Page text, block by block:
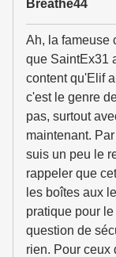
Breathe44
Ah, la fameuse
que SaintEx31
content qu'Elif
c'est le genre
pas, surtout
maintenant.
suis un peu le
rappeler que
les boîtes aux
pratique pour
question de
rien. Pour ceux